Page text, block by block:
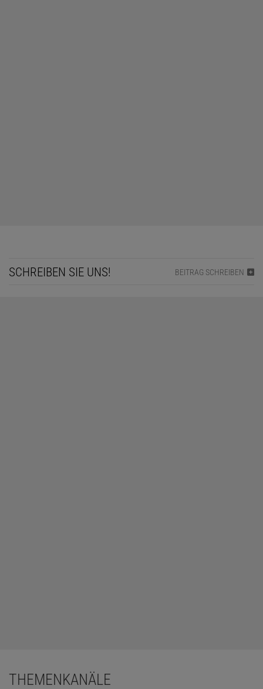
SCHREIBEN SIE UNS! BEITRAG SCHREIBEN
THEMENKANÄLE